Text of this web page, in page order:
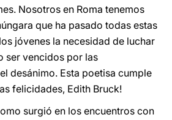
Nosotros en Roma tenemos
que ha pasado todas estas
jóvenes la necesidad de luchar
ser vencidos por las
desánimo. Esta poetisa cumple
felicidades, Edith Bruck!
surgió en los encuentros con